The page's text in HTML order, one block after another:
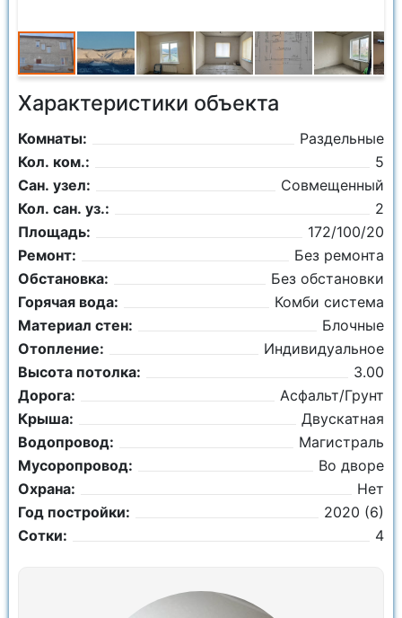
Характеристики объекта
Комнаты:
Раздельные
Кол. ком.:
5
Сан. узел:
Совмещенный
Кол. сан. уз.:
2
Площадь:
172/100/20
Ремонт:
Без ремонта
Обстановка:
Без обстановки
Горячая вода:
Комби система
Материал стен:
Блочные
Отопление:
Индивидуальное
Высота потолка:
3.00
Дорога:
Асфальт/Грунт
Крыша:
Двускатная
Водопровод:
Магистраль
Мусоропровод:
Во дворе
Охрана:
Нет
Год постройки:
2020 (6)
Сотки:
4